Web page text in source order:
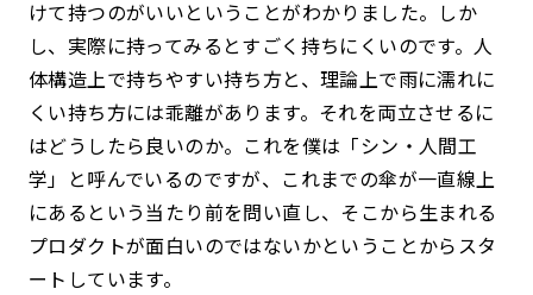
けて持つのがいいということがわかりました。しか
し、実際に持ってみるとすごく持ちにくいのです。人
体構造上で持ちやすい持ち方と、理論上で雨に濡れに
くい持ち方には乖離があります。それを両立させるに
はどうしたら良いのか。これを僕は「シン・人間工
学」と呼んでいるのですが、これまでの傘が一直線上
にあるという当たり前を問い直し、そこから生まれる
プロダクトが面白いのではないかということからスタ
ートしています。